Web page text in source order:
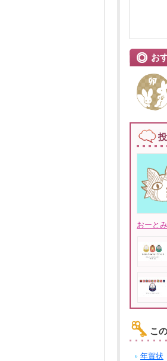
お
おーと
こ
年賀状